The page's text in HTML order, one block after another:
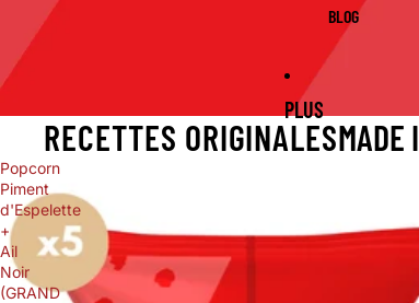
BLOG
PLUS
RECETTES ORIGINALESMADE
Popcorn
Piment
d'Espelette
+
Ail
Noir
(GRAND